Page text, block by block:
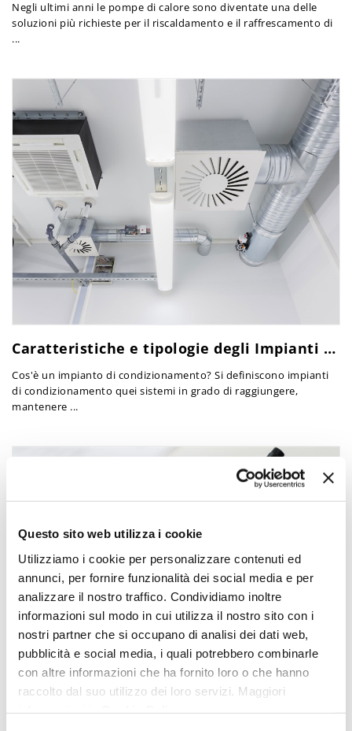
Questo sito web utilizza i cookie
Utilizziamo i cookie per personalizzare contenuti ed
annunci, per fornire funzionalità dei social media e per
analizzare il nostro traffico. Condividiamo inoltre
informazioni sul modo in cui utilizza il nostro sito con i
nostri partner che si occupano di analisi dei dati web,
pubblicità e social media, i quali potrebbero combinarle
con altre informazioni che ha fornito loro o che hanno
raccolto dal suo utilizzo dei loro servizi. Maggiori
Negli ultimi anni le pompe di calore sono diventate una delle
soluzioni più richieste per il riscaldamento e il raffrescamento di
...
Caratteristiche e tipologie degli Impianti di Condizionamento
Cos'è un impianto di condizionamento? Si definiscono impianti
di condizionamento quei sistemi in grado di raggiungere,
mantenere ...
Progetto Impianti Termici: tutto quello che bisogna sapere